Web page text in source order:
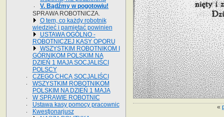
«
V. Bądźmy w pogotowiu!
SPRAWA ROBOTNICZA.
O tem, co każdy robotnik
wiedzieć i pamiętać powinien
USTAWA OGÓLNO -
ROBOTNICZEJ KASY OPORU
WSZYSTKIM ROBOTNIKOM I
GÓRNIKOM POLSKIM NA
DZIEŃ 1 MAJA SOCJALIŚCI
POLSCY
CZEGO CHCĄ SOCJALIŚCI
WSZYSTKIM ROBOTNIKOM
POLSKIM NA DZIEŃ 1 MAJA
W SPRAWIE ROBOTNIC
Ustawa kasy pomocy pracownic
Kwestjonarjusz